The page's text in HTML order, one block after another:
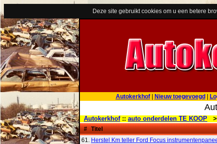
Deze site gebruikt cookies om u een betere
Autokerkhof| Nieuw toegevoegd
Autokerkhof:: auto onderdelen TE KOOP
# Titel
61. Herstel Km teller Ford Focus